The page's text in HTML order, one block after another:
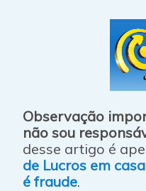
Observação
não sou
desse artigo é
de Lucros em
é fraude.